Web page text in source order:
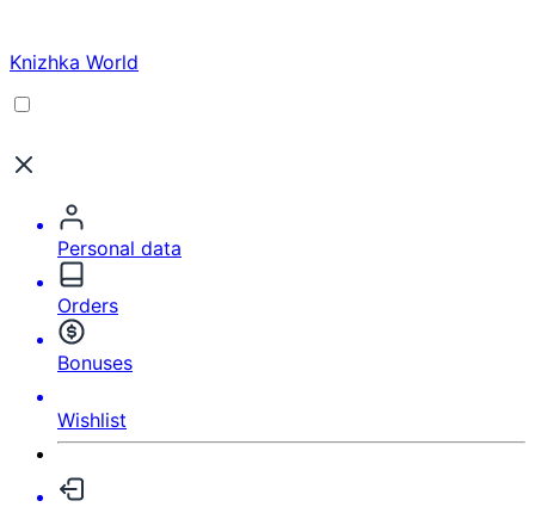
Knizhka World
Personal data
Orders
Bonuses
Wishlist